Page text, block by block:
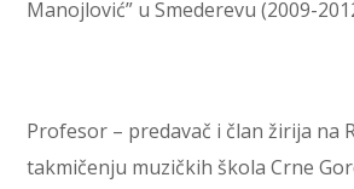
Manojlović” u Smederevu (2009-
Profesor – predavač i član žirija na
takmičenju muzičkih škola Crne